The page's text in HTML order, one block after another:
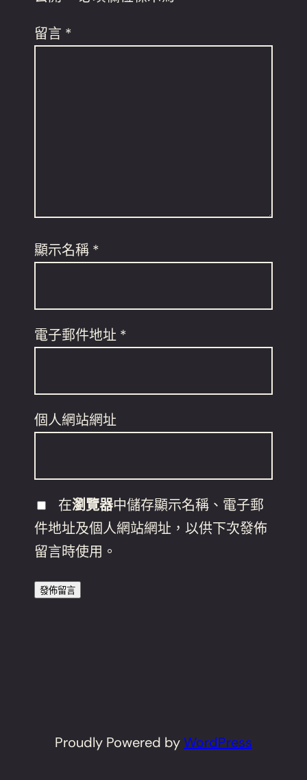
留言 *
顯示名稱 *
電子郵件地址 *
個人網站網址
在瀏覽器中儲存顯示名稱、電子郵
件地址及個人網站網址，以供下次發佈
留言時使用。
Proudly Powered byWordPress